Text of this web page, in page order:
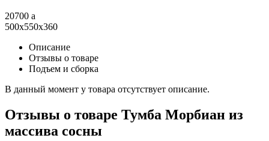
20700 a
500x550x360
Описание
Отзывы о товаре
Подъем и сборка
В данный момент у товара отсутствует описание.
Отзывы о товаре Тумба Морбиан из
массива сосны